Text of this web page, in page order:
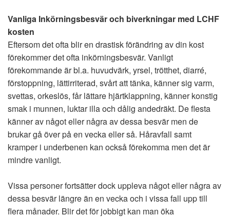
Vanliga Inkörningsbesvär och biverkningar med LCHF
kosten
Eftersom det ofta blir en drastisk förändring av din kost
förekommer det ofta inkörningsbesvär. Vanligt
förekommande är bl.a. huvudvärk, yrsel, trötthet, diarré,
förstoppning, lättirriterad, svårt att tänka, känner sig varm,
svettas, orkeslös, får lättare hjärtklappning, känner konstig
smak i munnen, luktar illa och dålig andedräkt. De flesta
känner av något eller några av dessa besvär men de
brukar gå över på en vecka eller så. Håravfall samt
kramper i underbenen kan också förekomma men det är
mindre vanligt.
Vissa personer fortsätter dock uppleva något eller några av
dessa besvär längre än en vecka och i vissa fall upp till
flera månader. Blir det för jobbigt kan man öka